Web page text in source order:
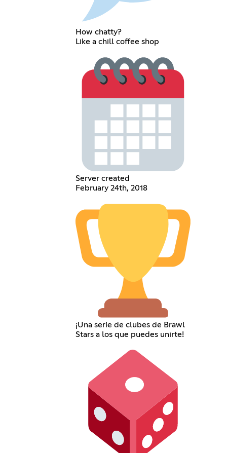
How chatty?
Like a chill coffee shop
Server created
February 24th, 2018
¡Una serie de clubes de Brawl
Stars a los que puedes unirte!